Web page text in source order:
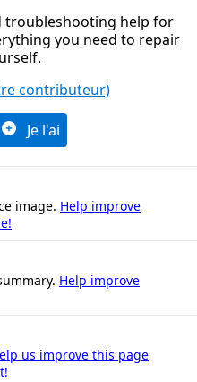
troubleshooting help for
you need to repair
contributeur)
Je l'ai
image. Help improve
Help improve
us improve this page